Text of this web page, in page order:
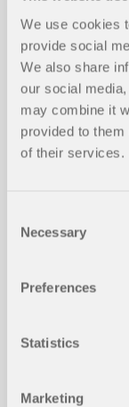
We use cookies
provide social
We also share
our social
may combine it
provided to
of their services.
Selection
Necessary
Preferences
Statistics
Marketing
Modely ke
Šestipodlažní
Články z
Odhad a